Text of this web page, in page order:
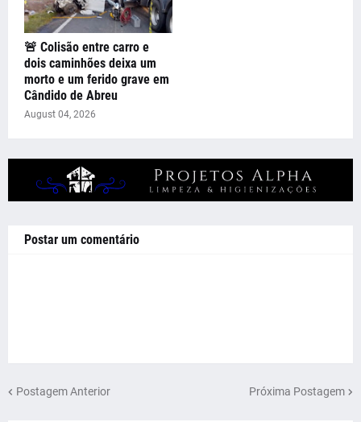
🚨 Colisão entre carro e
dois caminhões deixa um
morto e um ferido grave em
Cândido de Abreu
August 04, 2026
Postar um comentário
Postagem Anterior Próxima Postagem